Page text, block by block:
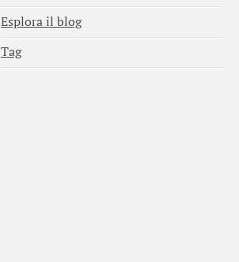
Esplora il blog
Tag